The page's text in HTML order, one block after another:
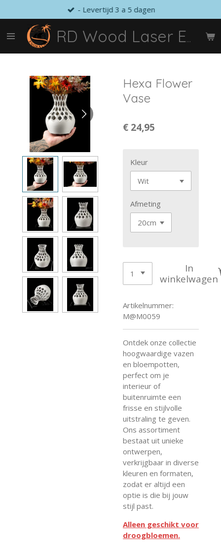
direct
naar
hoofdinhoud
RD Wood Laser Engraving
- Levertijd 3 a 5 dagen
Hexa Flower
Vase
€ 24,95
Kleur
Afmeting
In
winkelwagen
Artikelnummer:
M@M0059
Ontdek onze collectie
hoogwaardige vazen
en bloempotten,
perfect om je
interieur of
buitenruimte een
frisse en stijlvolle
uitstraling te geven.
Ons assortiment
bestaat uit unieke
ontwerpen,
verkrijgbaar in diverse
kleuren en formaten,
zodat er altijd een
optie is die bij jouw
stijl past.
Alleen geschikt voor
droogbloemen.